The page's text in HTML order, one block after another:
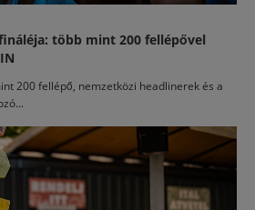
több mint 200 fellépővel
200 fellépő, nemzetközi headlinerek és a